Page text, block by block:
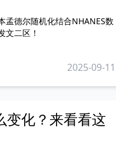
孟德尔随机化结合NHANES数
文二区！
2025-09-11
变化？来看看这